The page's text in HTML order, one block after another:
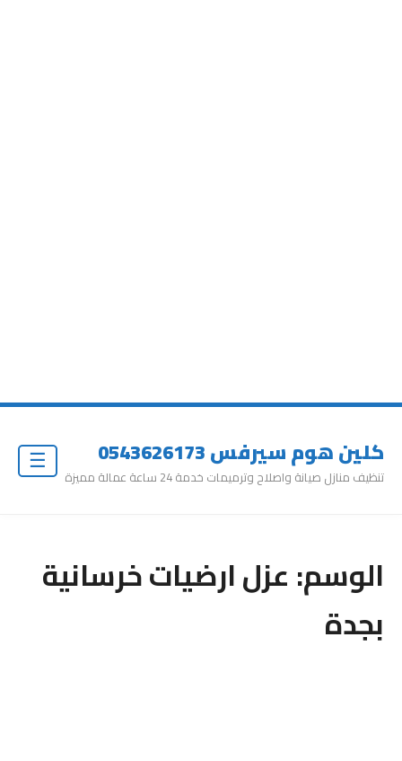
كلين هوم سيرفس 0543626173
تنظيف منازل صيانة واصلاح وترميمات خدمة 24 ساعة عمالة مميزة
الوسم:عزل ارضيات خرسانية
بجدة